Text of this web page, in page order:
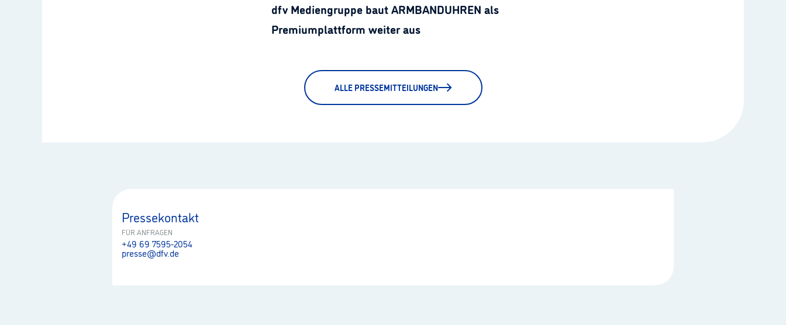
dfv Mediengruppe baut ARMBANDUHREN als
Premiumplattform weiter aus
ALLE PRESSEMITTEILUNGEN
Pressekontakt
FÜR ANFRAGEN
+49 69 7595-2054
presse@dfv.de